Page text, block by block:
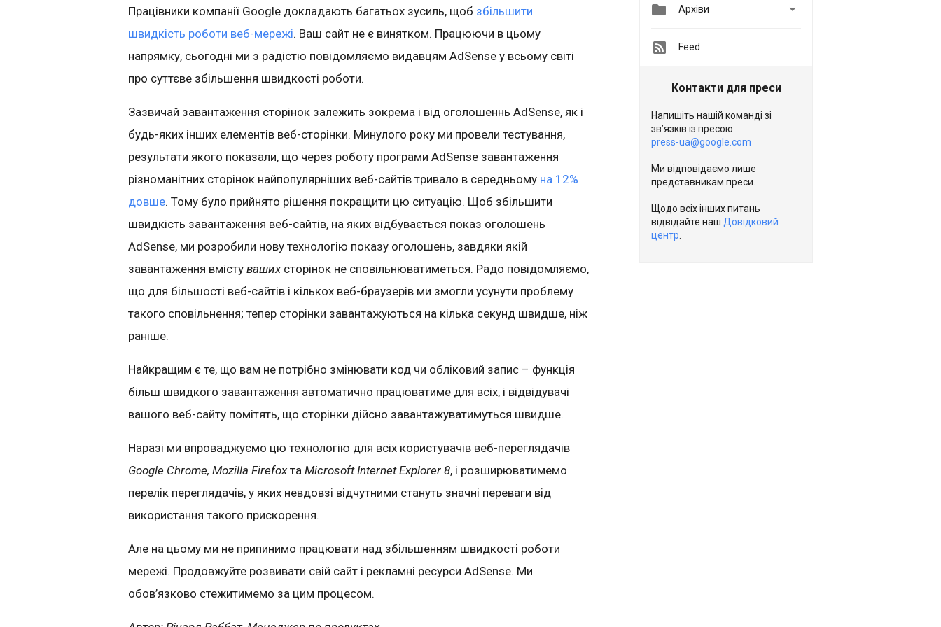
Працівники компанії Google докладають багатьох зусиль, щоб збільшити
швидкість роботи веб-мережі. Ваш сайт не є винятком. Працюючи в цьому
напрямку, сьогодні ми з радістю повідомляємо видавцям AdSense у всьому світі
про суттєве збільшення швидкості роботи.
Зазвичай завантаження сторінок залежить зокрема і від оголошеннь AdSense, як і
будь-яких інших елементів веб-сторінки. Минулого року ми провели тестування,
результати якого показали, що через роботу програми AdSense завантаження
різноманітних сторінок найпопулярніших веб-сайтів тривало в середньому на 12%
довше. Тому було прийнято рішення покращити цю ситуацію. Щоб збільшити
швидкість завантаження веб-сайтів, на яких відбувається показ оголошень
AdSense, ми розробили нову технологію показу оголошень, завдяки якій
завантаження вмісту ваших сторінок не сповільнюватиметься. Радо повідомляємо,
що для більшості веб-сайтів і кількох веб-браузерів ми змогли усунути проблему
такого сповільнення; тепер сторінки завантажуються на кілька секунд швидше, ніж
раніше.
Найкращим є те, що вам не потрібно змінювати код чи обліковий запис – функція
більш швидкого завантаження автоматично працюватиме для всіх, і відвідувачі
вашого веб-сайту помітять, що сторінки дійсно завантажуватимуться швидше.
Наразі ми впроваджуємо цю технологію для всіх користувачів веб-переглядачів
Google Chrome, Mozilla Firefox та Microsoft Internet Explorer 8, і розширюватимемо
перелік переглядачів, у яких невдовзі відчутними стануть значні переваги від
використання такого прискорення.
Але на цьому ми не припинимо працювати над збільшенням швидкості роботи
мережі. Продовжуйте розвивати свій сайт і рекламні ресурси AdSense. Ми
обов’язково стежитимемо за цим процесом.
 Архіви 
Feed
Контакти для преси
Напишіть нашій команді зі
зв’язків із пресою:
press-ua@google.com
Ми відповідаємо лише
представникам преси.
Щодо всіх інших питань
відвідайте наш Довідковий
центр